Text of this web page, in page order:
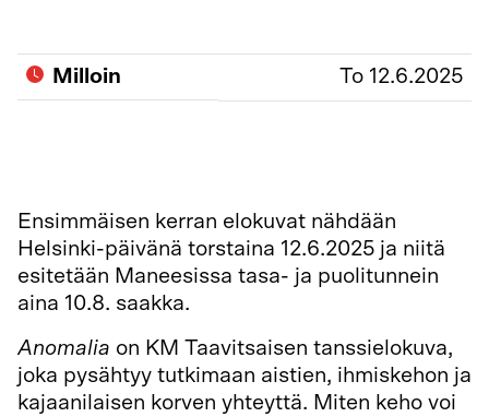
Milloin To 12.6.2025
Ensimmäisen kerran elokuvat nähdään
Helsinki-päivänä torstaina 12.6.2025 ja niitä
esitetään Maneesissa tasa- ja puolitunnein
aina 10.8. saakka.
Anomalia on KM Taavitsaisen tanssielokuva,
joka pysähtyy tutkimaan aistien, ihmiskehon ja
kajaanilaisen korven yhteyttä. Miten keho voi